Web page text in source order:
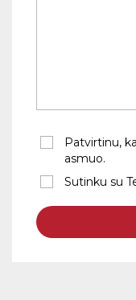
Patvirtinu,
asmuo.
Sutinku su